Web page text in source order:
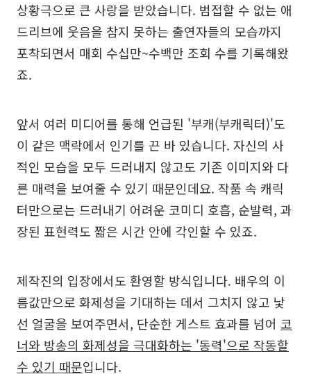
상황극으로 큰 사랑을 받았습니다. 범접할 수 없는 애
드리브에 웃음을 참지 못하는 출연자들의 모습까지
포착되면서 매회 수십만~수백만 조회 수를 기록해왔
죠.
앞서 여러 미디어를 통해 언급된 '부캐(부캐릭터)'도
이 같은 맥락에서 인기를 끈 바 있습니다. 자신의 사
적인 모습을 모두 드러내지 않고도 기존 이미지와 다
른 매력을 보여줄 수 있기 때문인데요. 작품 속 캐릭
터만으로는 드러내기 어려운 코미디 호흡, 순발력, 과
장된 표현력도 짧은 시간 안에 각인할 수 있죠.
제작진의 입장에서도 환영할 방식입니다. 배우의 이
름값만으로 화제성을 기대하는 데서 그치지 않고 낯
선 얼굴을 보여주면서, 단순한 게스트 효과를 넘어 코
너와 방송의 화제성을 극대화하는 '동력'으로 작동할
수 있기 때문입니다.